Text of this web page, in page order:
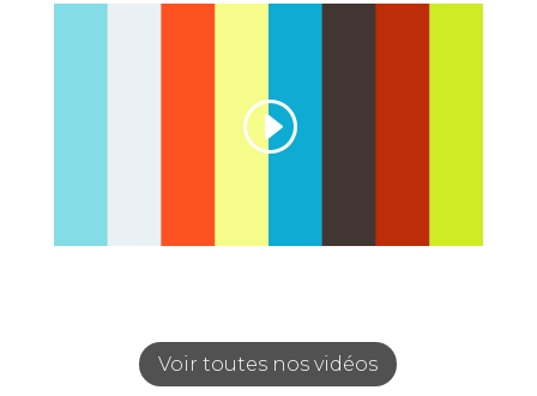
Voir toutes nos vidéos